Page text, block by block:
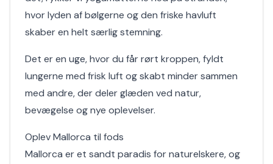
hvor lyden af bølgerne og den friske havluft
skaber en helt særlig stemning.
Det er en uge, hvor du får rørt kroppen, fyldt
lungerne med frisk luft og skabt minder sammen
med andre, der deler glæden ved natur,
bevægelse og nye oplevelser.
Oplev Mallorca til fods
Mallorca er et sandt paradis for naturelskere, og